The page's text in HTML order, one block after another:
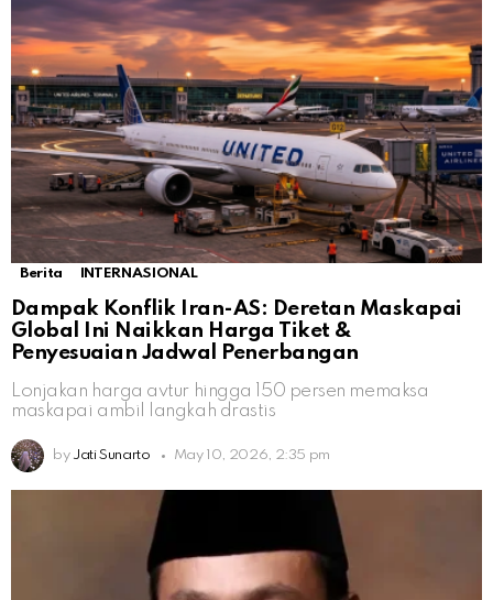
Berita INTERNASIONAL
Dampak Konflik Iran-AS: Deretan Maskapai
Global Ini Naikkan Harga Tiket &
Penyesuaian Jadwal Penerbangan
Lonjakan harga avtur hingga 150 persen memaksa
maskapai ambil langkah drastis
by Jati Sunarto May 10, 2026, 2:35 pm